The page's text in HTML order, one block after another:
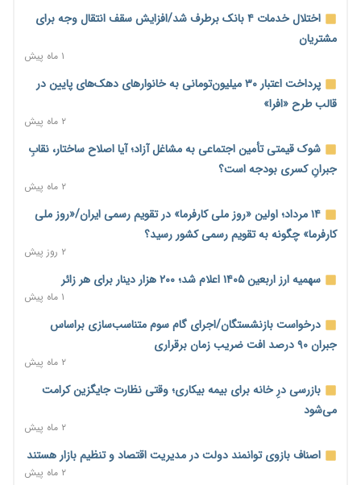
محدودیت تازه برای شبکه بانکی؛ افزایش سپرده قانونی با هدف
کنترل تورم
۲ روز پیش
ترمز تولید خودرو کشیده شد؛ افت ۲۵ درصدی تیراژ ایران‌خودرو،
سایپا و پارس‌خودرو
۲ روز پیش
بنگاه‌داری بانک‌ها؛ مانع بزرگ خانه‌دار شدن مستأجران
نماینده مجلس: توسعه مرزهای زمینی به راهبرد تأمین کالاهای
اساسی تبدیل شود
خانه کارگر قزوین: شکاف دستمزد و هزینه معیشت هر روز عمیق‌تر
می‌شود
۲ روز پیش
رئیس سازمان امور مالیاتی: بلاگرهای پردرآمد مشمول پرداخت
مالیات هستند
۲ روز پیش
پیش‌بینی افزایش تولید برنج؛ نیاز وارداتی کشور به ۵۰۰ هزار تن
کاهش می‌یابد
۲ روز پیش
امضای تفاهم‌نامه تجاری ایران و پاکستان؛ هدف‌گذاری تجارت ۱۰
اختلال خدمات ۴ بانک برطرف شد/افزایش سقف انتقال وجه برای
مشتریان
۱ ماه پیش
پرداخت اعتبار ۳۰ میلیون‌تومانی به خانوارهای دهک‌های پایین در
قالب طرح «افرا»
۲ ماه پیش
شوک قیمتی تأمین اجتماعی به مشاغل آزاد؛ آیا اصلاح ساختار، نقابِ
جبرانِ کسری بودجه است؟
۲ ماه پیش
۱۴ مرداد؛ اولین «روز ملی کارفرما» در تقویم رسمی ایران/«روز ملی
کارفرما» چگونه به تقویم رسمی کشور رسید؟
۲ روز پیش
سهمیه ارز اربعین ۱۴۰۵ اعلام شد؛ ۲۰۰ هزار دینار برای هر زائر
۱ ماه پیش
درخواست بازنشستگان/اجرای گام سوم متناسب‌سازی براساس
جبران ۹۰ درصد افت ضریب زمان برقراری
۲ ماه پیش
بازرسی درِ خانه برای بیمه بیکاری؛ وقتی نظارت جایگزین کرامت
می‌شود
۲ ماه پیش
اصناف بازوی توانمند دولت در مدیریت اقتصاد و تنظیم بازار هستند
۲ ماه پیش